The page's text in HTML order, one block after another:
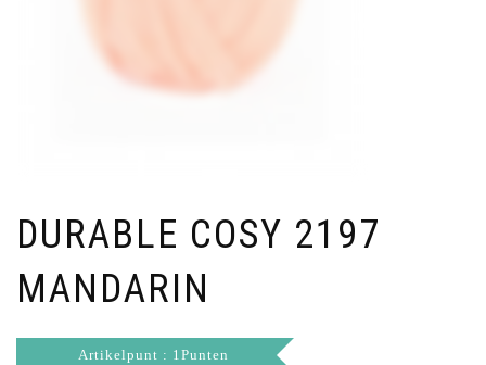
DURABLE COSY 2197
MANDARIN
Artikelpunt : 1Punten